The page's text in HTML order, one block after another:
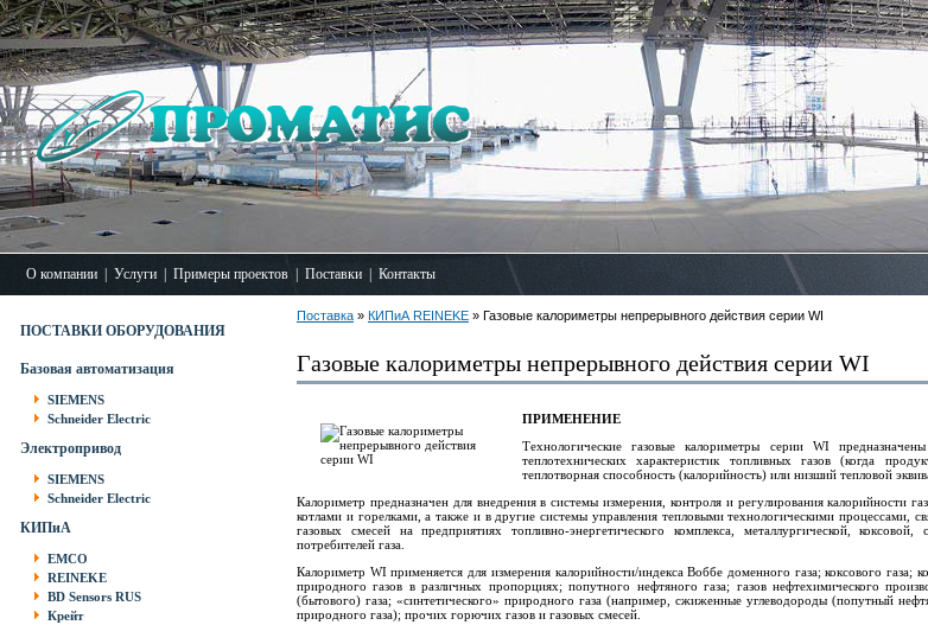
О компании Услуги Примеры проектов Поставки Контакты
ПОСТАВКИ ОБОРУДОВАНИЯ
Базовая автоматизация
SIEMENS
Schneider Electric
Электропривод
SIEMENS
Schneider Electric
КИПиА
EMCO
REINEKE
BD Sensors RUS
Крейт
Поставка » КИПиА REINEKE » Газовые калориметры непрерывного действия серии WI
Газовые калориметры непрерывного действия серии WI
ПРИМЕНЕНИЕ
Технологические газовые калориметры серии WI
теплотехнических характеристик топливных газов (когда
теплотворная способность (калорийность) или низший тепловой
Калориметр предназначен для внедрения в системы измерения, контроля и регулирования калорийности
котлами и горелками, а также и в другие системы управления тепловыми технологическими процессами,
газовых смесей на предприятиях топливно-энергетического комплекса, металлургической,
потребителей газа.
Калориметр WI применяется для измерения калорийности/индекса Воббе доменного газа; коксового газа;
природного газов в различных пропорциях; попутного нефтяного газа; газов нефтехимического
(бытового) газа; «синтетического» природного газа (например, сжиженные углеводороды (попутный
природного газа); прочих горючих газов и газовых смесей.